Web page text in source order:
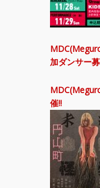
加ダンサー募
催!!